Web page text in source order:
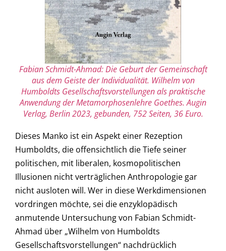
Fabian Schmidt-Ahmad: Die Geburt der Gemeinschaft
aus dem Geiste der Individualität. Wilhelm von
Humboldts Gesellschaftsvorstellungen als praktische
Anwendung der Metamorphosenlehre Goethes. Augin
Verlag, Berlin 2023, gebunden, 752 Seiten, 36 Euro.
Dieses Manko ist ein Aspekt einer Rezeption
Humboldts, die offensichtlich die Tiefe seiner
politischen, mit liberalen, kosmopolitischen
Illusionen nicht verträglichen Anthropologie gar
nicht ausloten will. Wer in diese Werkdimensionen
vordringen möchte, sei die enzyklopädisch
anmutende Untersuchung von Fabian Schmidt-
Ahmad über „Wilhelm von Humboldts
Gesellschaftsvorstellungen“ nachdrücklich